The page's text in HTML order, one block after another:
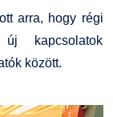
arra, hogy régi
kapcsolatok
között.